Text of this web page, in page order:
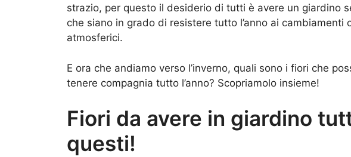
strazio, per questo il desiderio di tutti è avere un giardino
che siano in grado di resistere tutto l’anno ai cambiamenti
atmosferici.
E ora che andiamo verso l’inverno, quali sono i fiori che
tenere compagnia tutto l’anno? Scopriamolo insieme!
Fiori da avere in giardino
questi!